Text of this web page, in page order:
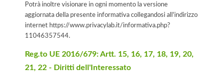
Potrà inoltre visionare in ogni momento la versione
aggiornata della presente informativa collegandosi all'indirizzo
internet https://www.privacylab.it/informativa.php?
11046357544.
Reg.to UE 2016/679: Artt. 15, 16, 17, 18, 19, 20,
21, 22 - Diritti dell'Interessato